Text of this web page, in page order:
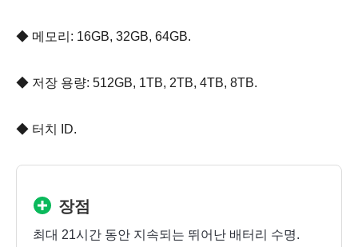
◆ 메모리: 16GB, 32GB, 64GB.
◆ 저장 용량: 512GB, 1TB, 2TB, 4TB, 8TB.
◆ 터치 ID.
장점
최대 21시간 동안 지속되는 뛰어난 배터리 수명.